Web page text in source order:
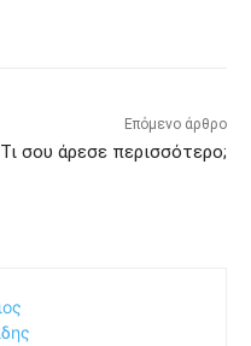
Επόμενο άρθρο
Τι σου άρεσε περισσότερο;